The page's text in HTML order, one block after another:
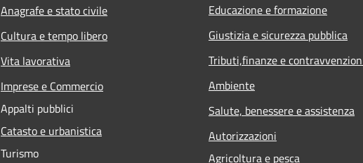
Anagrafe e stato civile
Cultura e tempo libero
Vita lavorativa
Imprese e Commercio
Appalti pubblici
Catasto e urbanistica
Turismo
Educazione e formazione
Giustizia e sicurezza pubblica
Tributi,finanze e
Ambiente
Salute, benessere e assistenza
Autorizzazioni
Agricoltura e pesca